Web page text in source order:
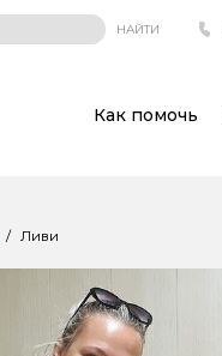
НАЙТИ
Как помочь
Ливи